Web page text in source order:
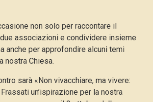
non solo per raccontare il
associazioni e condividere insieme
anche per approfondire alcuni temi
nostra Chiesa.
sarà «Non vivacchiare, ma vivere:
un’ispirazione per la nostra